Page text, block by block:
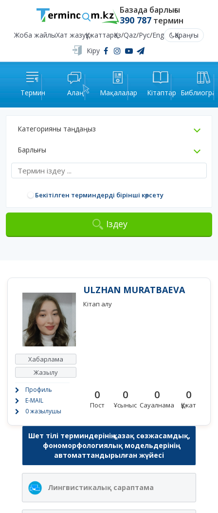
Базада барлығы
390 787термин
Жоба жайлыХат жазуҚұжаттарҚаз/Qaz/Рус/Eng
Қараңғы
Кіру
Термин Алаң Мақалалар Кітаптар
Категорияны таңдаңыз
Барлығы
Бекітілген терминдерді бірінші көрсету
Іздеу
Хабарлама
Жазылу
Профиль
E-MAIL
0 жазылушы
ULZHAN MURATBAEVA
Кітап алу
0
Пост
0
Ұсыныс
0
Сауалнама
0
Құжат
Шет тілі терминдерінің қазақ сөзжасамдық,
фономорфологиялық модельдерінің
автоматтандырылған жүйесі
Лингвистикалық сараптама